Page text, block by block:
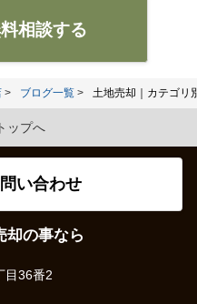
相談する
ブログ一覧 土地売却｜カテゴリ
ップへ
い合わせ
却の事なら
目36番2